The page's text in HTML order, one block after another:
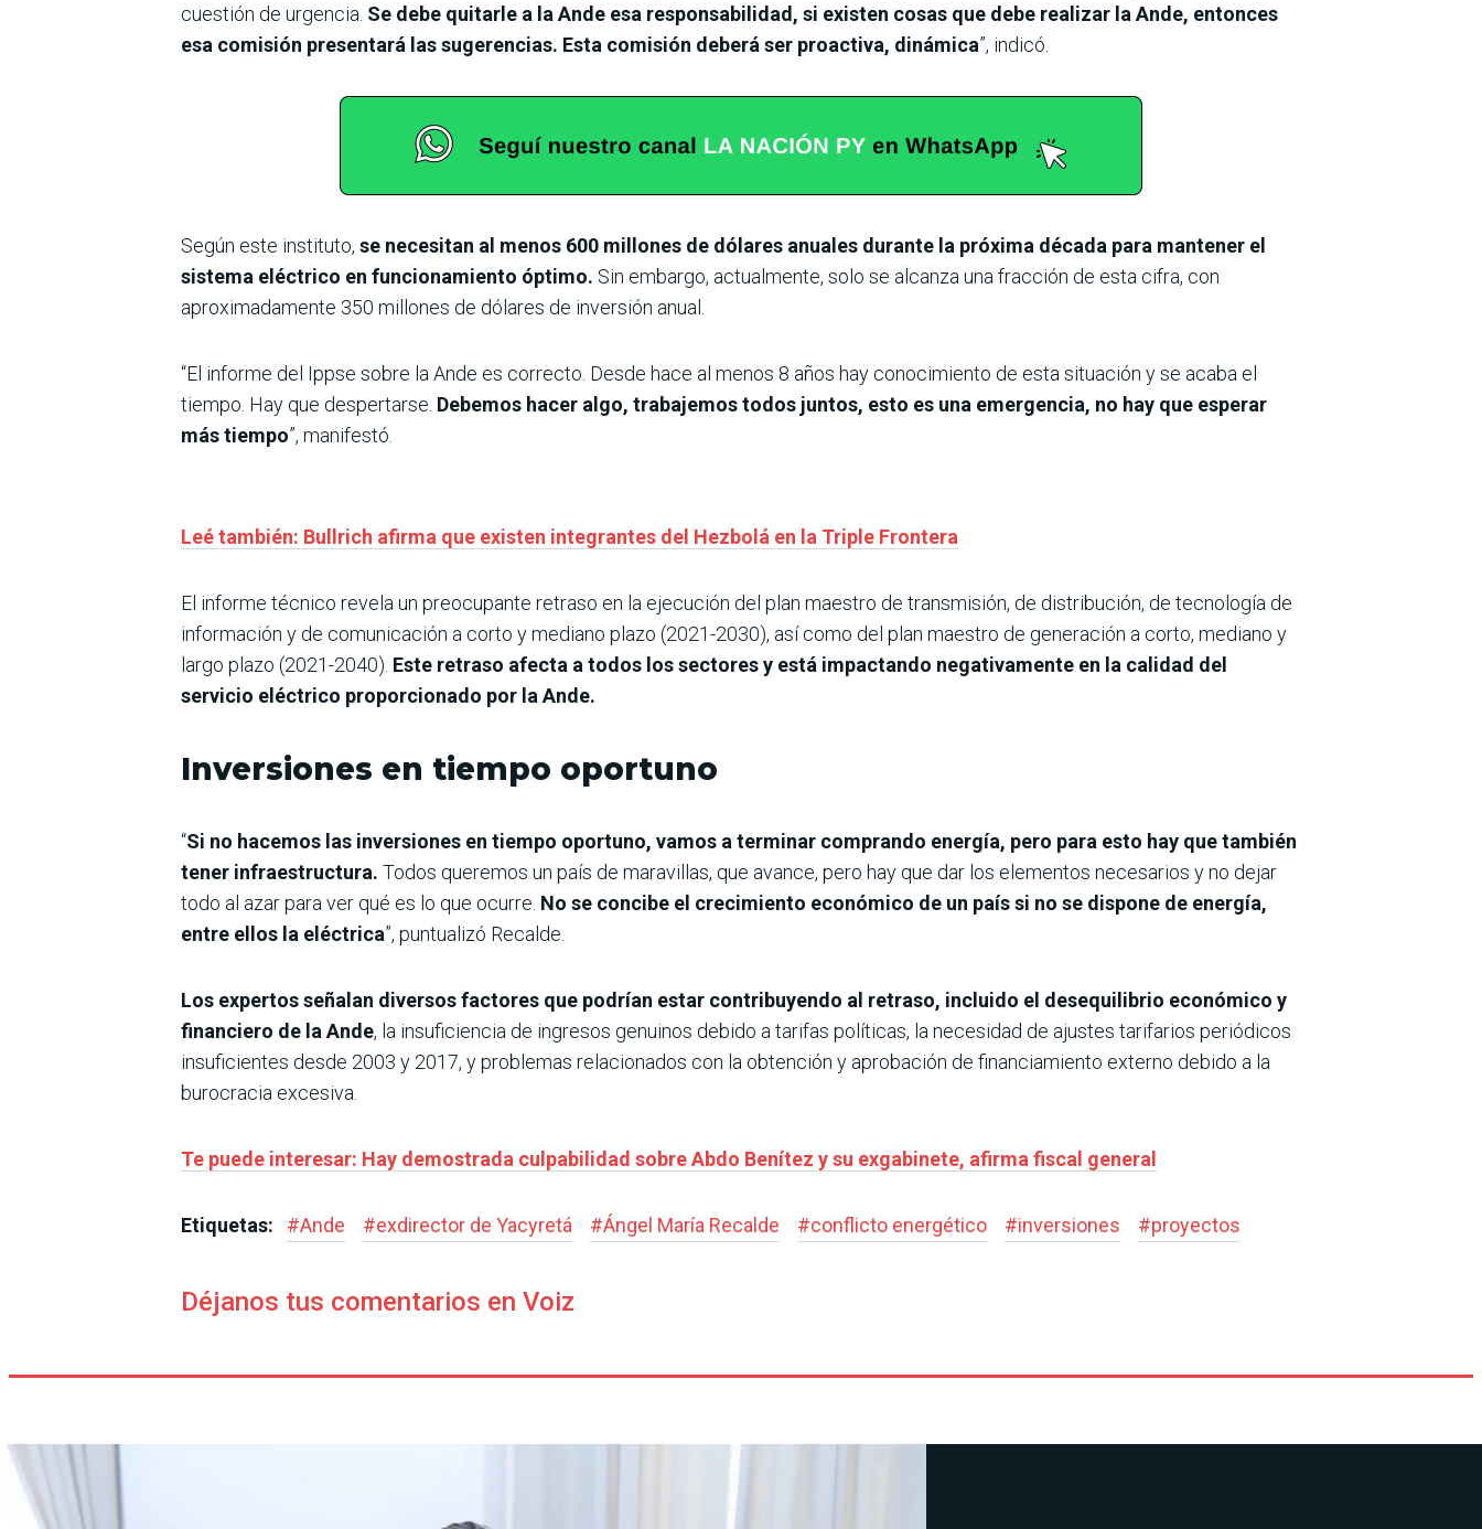
cuestión de urgencia. Se debe quitarle a la Ande esa responsabilidad, si existen cosas que debe realizar la Ande, entonces
esa comisión presentará las sugerencias. Esta comisión deberá ser proactiva, dinámica”, indicó.
Según este instituto, se necesitan al menos 600 millones de dólares anuales durante la próxima década para mantener el
sistema eléctrico en funcionamiento óptimo. Sin embargo, actualmente, solo se alcanza una fracción de esta cifra, con
aproximadamente 350 millones de dólares de inversión anual.
“El informe del Ippse sobre la Ande es correcto. Desde hace al menos 8 años hay conocimiento de esta situación y se acaba el
tiempo. Hay que despertarse. Debemos hacer algo, trabajemos todos juntos, esto es una emergencia, no hay que esperar
más tiempo”, manifestó.
Leé también: Bullrich afirma que existen integrantes del Hezbolá en la Triple Frontera
El informe técnico revela un preocupante retraso en la ejecución del plan maestro de transmisión, de distribución, de tecnología de
información y de comunicación a corto y mediano plazo (2021-2030), así como del plan maestro de generación a corto, mediano y
largo plazo (2021-2040). Este retraso afecta a todos los sectores y está impactando negativamente en la calidad del
servicio eléctrico proporcionado por la Ande.
Inversiones en tiempo oportuno
“Si no hacemos las inversiones en tiempo oportuno, vamos a terminar comprando energía, pero para esto hay que también
tener infraestructura. Todos queremos un país de maravillas, que avance, pero hay que dar los elementos necesarios y no dejar
todo al azar para ver qué es lo que ocurre. No se concibe el crecimiento económico de un país si no se dispone de energía,
entre ellos la eléctrica”, puntualizó Recalde.
Los expertos señalan diversos factores que podrían estar contribuyendo al retraso, incluido el desequilibrio económico y
financiero de la Ande, la insuficiencia de ingresos genuinos debido a tarifas políticas, la necesidad de ajustes tarifarios periódicos
insuficientes desde 2003 y 2017, y problemas relacionados con la obtención y aprobación de financiamiento externo debido a la
burocracia excesiva.
Te puede interesar: Hay demostrada culpabilidad sobre Abdo Benítez y su exgabinete, afirma fiscal general
Etiquetas: #Ande #exdirector de Yacyretá #Ángel María Recalde #conflicto energético #inversiones #proyectos
Déjanos tus comentarios en Voiz